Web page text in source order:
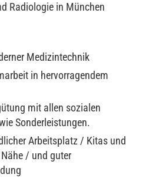
Radiologie in München
Medizintechnik
in hervorragendem
mit allen sozialen
Sonderleistungen.
Arbeitsplatz / Kitas und
/ und guter